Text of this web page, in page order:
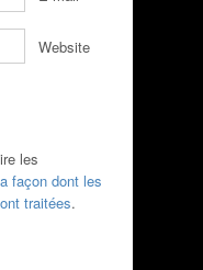
Website
les
façon dont les
traitées.